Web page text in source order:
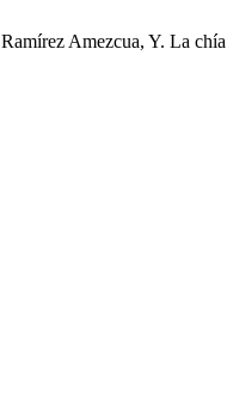
Amezcua, Y. La